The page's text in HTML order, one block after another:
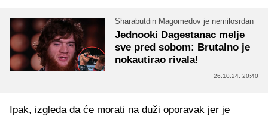
Sharabutdin Magomedov je nemilosrdan
Jednooki Dagestanac melje
sve pred sobom: Brutalno je
nokautirao rivala!
26.10.24. 20:40
Ipak, izgleda da će morati na duži oporavak jer je